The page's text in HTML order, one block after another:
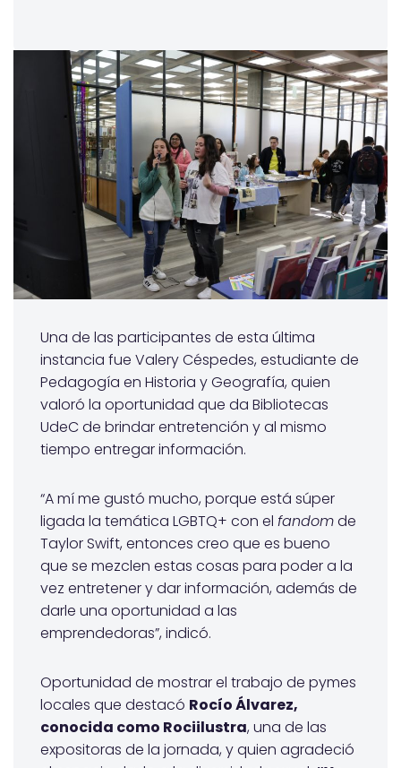
Una de las participantes de esta última
instancia fue Valery Céspedes, estudiante de
Pedagogía en Historia y Geografía, quien
valoró la oportunidad que da Bibliotecas
UdeC de brindar entretención y al mismo
tiempo entregar información.
“A mí me gustó mucho, porque está súper
ligada la temática LGBTQ+ con el fandomde
Taylor Swift, entonces creo que es bueno
que se mezclen estas cosas para poder a la
vez entretener y dar información, además de
darle una oportunidad a las
emprendedoras”, indicó.
Oportunidad de mostrar el trabajo de pymes
locales que destacó Rocío Álvarez,
conocida como Rociilustra, una de las
expositoras de la jornada, y quien agradeció